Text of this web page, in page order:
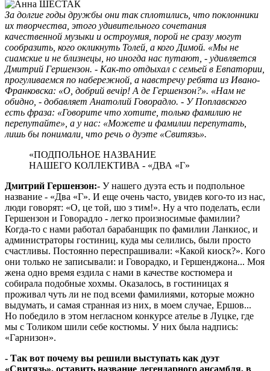
За долгие годы дружбы они так сплотились, что поклонники
их творчества, этого удивительного сочетания
качественной музыки и остроумия, порой не сразу могут
сообразить, кого окликнуть Толей, а кого Димой. «Мы не
сиамские и не близнецы, но иногда нас путают, - удивляется
Дмитрий Гершензон. - Как-то отдыхал с семьей в Евпатории,
прогуливаемся по набережной, а навстречу ребята из Ивано-
Франковска: «О, добрий вечір! А де Гершензон?». «Нам не
обидно, - добавляет Анатолий Говорадло. - У Поплавского
есть фраза: «Говорите что хотите, только фамилию не
перепутайте», а у нас: «Можете и фамилии перепутать,
лишь бы понимали, что речь о дуэте «Свитязь».
«ПОДПОЛЬНОЕ НАЗВАНИЕ
НАШЕГО КОЛЛЕКТИВА - «ДВА «Г»
Дмитрий Гершензон:- У нашего дуэта есть и подпольное
название - «Два «Г». И еще очень часто, увидев кого-то из нас,
люди говорят: «О, це той, шо з тим!». Ну а что поделать, если
Гершензон и Говорадло - легко произносимые фамилии?
Когда-то с нами работал барабанщик по фамилии Ланкиос, и
администраторы гостиниц, куда мы селились, были просто
счастливы. Постоянно переспрашивали: «Какой киоск?». Кого
они только не записывали: и Говорадко, и Гершенджона... Моя
жена одно время ездила с нами в качестве костюмера и
собирала подобные хохмы. Оказалось, в гостиницах я
проживал чуть ли не под всеми фамилиями, которые можно
выдумать, и самая странная из них, в моем случае, Ершов...
Но победило в этом негласном конкурсе ателье в Луцке, где
мы с Толиком шили себе костюмы. У них была надпись:
«Гарнизон».
- Так вот почему вы решили выступать как дуэт
«Свитязь», оставить название легендарного ансамбля, в